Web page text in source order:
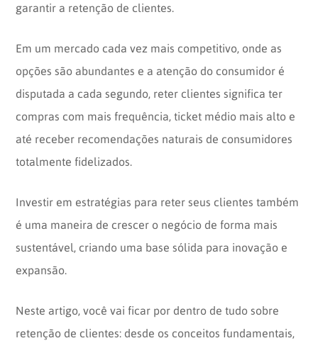
garantir a retenção de clientes.
Em um mercado cada vez mais competitivo, onde as
opções são abundantes e a atenção do consumidor é
disputada a cada segundo, reter clientes significa ter
compras com mais frequência, ticket médio mais alto e
até receber recomendações naturais de consumidores
totalmente fidelizados.
Investir em estratégias para reter seus clientes também
é uma maneira de crescer o negócio de forma mais
sustentável, criando uma base sólida para inovação e
expansão.
Neste artigo, você vai ficar por dentro de tudo sobre
retenção de clientes: desde os conceitos fundamentais,